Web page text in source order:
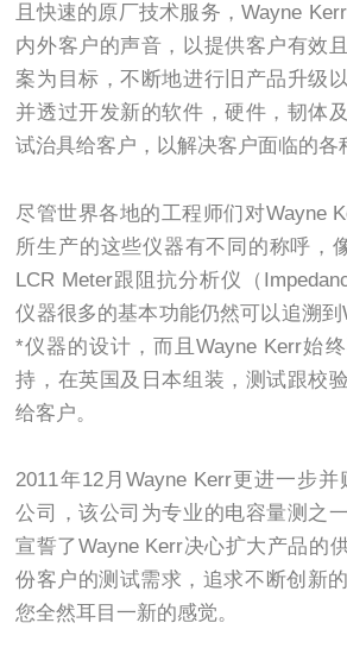
且快速的原厂技术服务，Wayne
内外客户的声音，以提供客户有效
案为目标，不断地进行旧产品升级
并透过开发新的软件，硬件，韧体
试治具给客户，以解决客户面临的各
尽管世界各地的工程师们对Wayne
所生产的这些仪器有不同的称呼，
LCR Meter跟阻抗分析仪（
仪器很多的基本功能仍然可以追溯到
*仪器的设计，而且Wayne Kerr始
持，在英国及日本组装，测试跟校
给客户。
2011年12月Wayne Kerr更进一步并
公司，该公司为专业的电容量测之
宣誓了Wayne Kerr决心扩大产品的
份客户的测试需求，追求不断创新
您全然耳目一新的感觉。